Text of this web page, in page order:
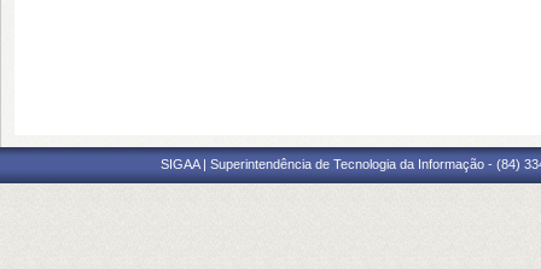
SIGAA | Superintendência de Tecnologia da Informação - (84)